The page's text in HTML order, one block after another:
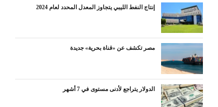
إنتاج النفط الليبي يتجاوز المعدل المحدد لعام 2024
مصر تكشف عن «قناة بحرية» جديدة
الدولار يتراجع لأدنى مستوى في 7 أشهر